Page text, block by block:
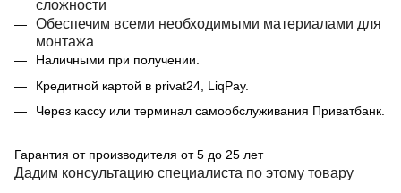
сложности
Обеспечим всеми необходимыми материалами для
монтажа
Наличными при получении.
Кредитной картой в privat24, LiqPay.
Через кассу или терминал самообслуживания Приватбанк.
Гарантия от производителя от 5 до 25 лет
Дадим консультацию специалиста по этому товару